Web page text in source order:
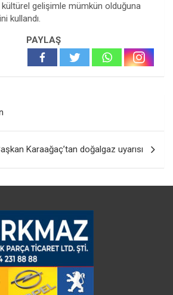
gelişimle mümkün olduğuna
kullandı.
PAYLAŞ
Karaağaç’tan doğalgaz uyarısı